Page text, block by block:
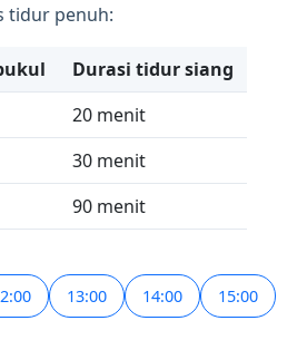
tidur penuh:
Durasi tidur siang
20 menit
30 menit
90 menit
13:00 14:00 15:00